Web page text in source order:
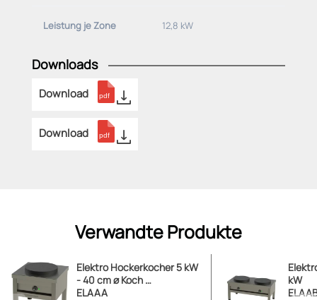
Leistung je Zone 12,8 kW
Downloads
Download
Download
Verwandte Produkte
Elektro Hockerkocher 5 kW
- 40 cm ø Koch …
ELAAA
kW